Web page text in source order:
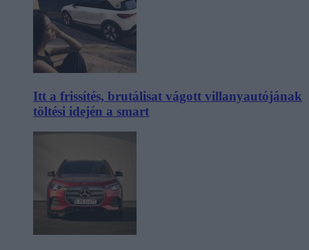
Itt a frissítés, brutálisat vágott villanyautójának
töltési idején a smart